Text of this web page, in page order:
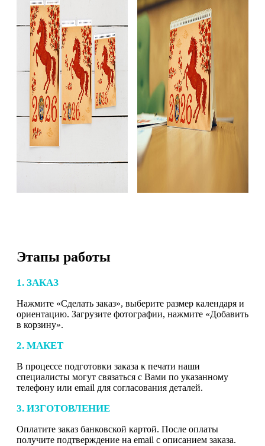
Этапы работы
1. ЗАКАЗ
Нажмите «Сделать заказ», выберите размер календаря и
ориентацию. Загрузите фотографии, нажмите «Добавить
в корзину».
2. МАКЕТ
В процессе подготовки заказа к печати наши
специалисты могут связаться с Вами по указанному
телефону или email для согласования деталей.
3. ИЗГОТОВЛЕНИЕ
Оплатите заказ банковской картой. После оплаты
получите подтверждение на email с описанием заказа.